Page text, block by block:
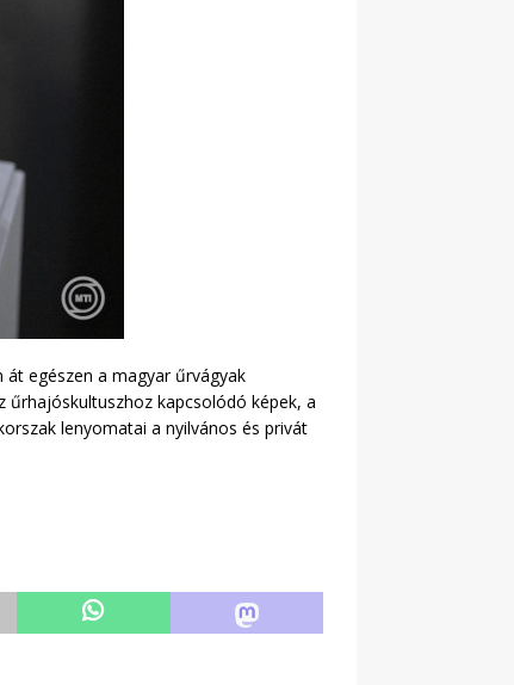
egészen a magyar űrvágyak
űrhajóskultuszhoz kapcsolódó képek, a
lenyomatai a nyilvános és privát